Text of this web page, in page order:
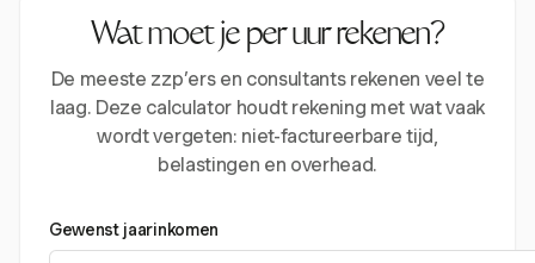
Wat moet je per uur rekenen?
De meeste zzp’ers en consultants rekenen veel te
laag. Deze calculator houdt rekening met wat vaak
wordt vergeten: niet-factureerbare tijd,
belastingen en overhead.
Gewenst jaarinkomen